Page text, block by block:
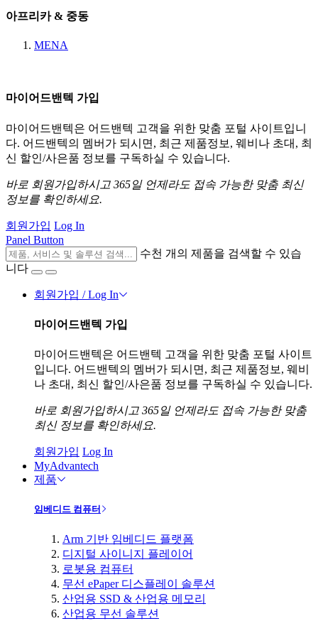
아프리카 & 중동
MENA
마이어드밴텍 가입
마이어드밴텍은 어드밴텍 고객을 위한 맞춤 포털 사이트입니
다. 어드밴텍의 멤버가 되시면, 최근 제품정보, 웨비나 초대, 최
신 할인/사은품 정보를 구독하실 수 있습니다.
바로 회원가입하시고 365일 언제라도 접속 가능한 맞춤 최신
정보를 확인하세요.
회원가입 Log In
Panel Button
수천 개의 제품을 검색할 수 있습
니다
회원가입 / Log In
마이어드밴텍 가입
마이어드밴텍은 어드밴텍 고객을 위한 맞춤 포털 사이트
입니다. 어드밴텍의 멤버가 되시면, 최근 제품정보, 웨비
나 초대, 최신 할인/사은품 정보를 구독하실 수 있습니다.
바로 회원가입하시고 365일 언제라도 접속 가능한 맞춤
최신 정보를 확인하세요.
회원가입 Log In
MyAdvantech
제품
임베디드 컴퓨터
Arm 기반 임베디드 플랫폼
디지털 사이니지 플레이어
로봇용 컴퓨터
무선 ePaper 디스플레이 솔루션
산업용 SSD & 산업용 메모리
산업용 무선 솔루션